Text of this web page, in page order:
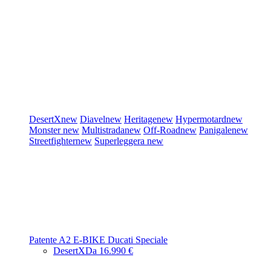
DesertXnew Diavelnew Heritagenew Hypermotardnew
Monsternew Multistradanew Off-Roadnew Panigalenew
Streetfighternew Superleggera new
Patente A2 E-BIKE Ducati Speciale
DesertXDa 16.990 €